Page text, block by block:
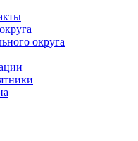
округа